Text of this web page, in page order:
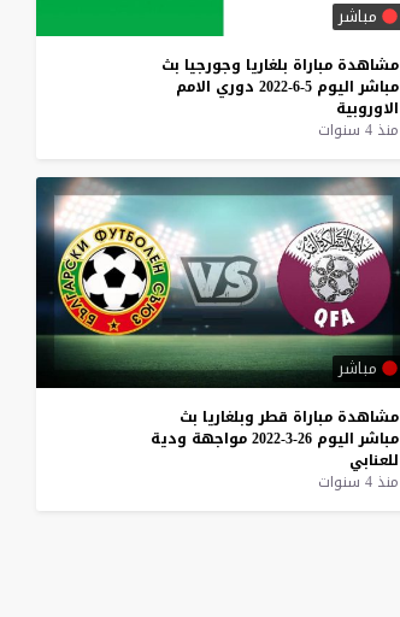
مباشر
مشاهدة مباراة بلغاريا وجورجيا بث
مباشر اليوم 5-6-2022 دوري الامم
الاوروبية
منذ 4 سنوات
مباشر
مشاهدة مباراة قطر وبلغاريا بث
مباشر اليوم 26-3-2022 مواجهة ودية
للعنابي
منذ 4 سنوات